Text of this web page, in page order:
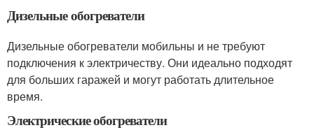
Дизельные обогреватели
Дизельные обогреватели мобильны и не требуют
подключения к электричеству. Они идеально подходят
для больших гаражей и могут работать длительное
время.
Электрические обогреватели